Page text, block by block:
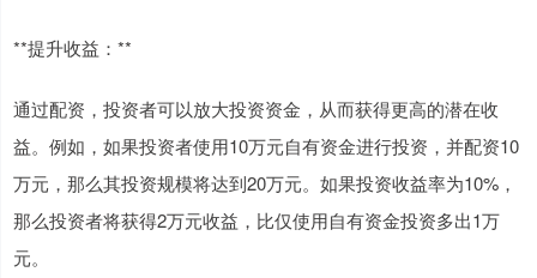
**提升收益：**
通过配资，投资者可以放大投资资金，从而获得更高的潜在收
益。例如，如果投资者使用10万元自有资金进行投资，并配资10
万元，那么其投资规模将达到20万元。如果投资收益率为10%，
那么投资者将获得2万元收益，比仅使用自有资金投资多出1万
元。